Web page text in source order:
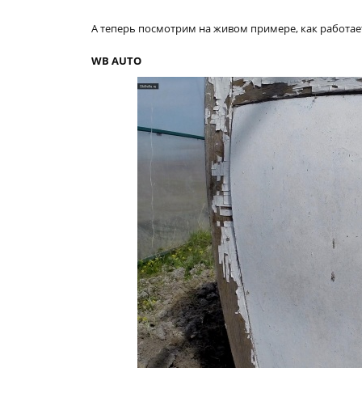
А теперь посмотрим на живом примере, как
WB AUTO